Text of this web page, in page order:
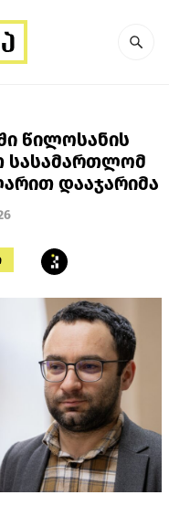
წილოსანის
სასამართლომ
დააჯარიმა